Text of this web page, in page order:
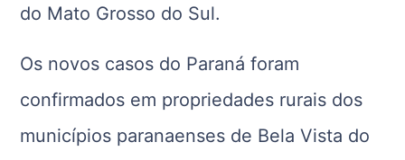
do Mato Grosso do Sul.
Os novos casos do Paraná foram
confirmados em propriedades rurais dos
municípios paranaenses de Bela Vista do